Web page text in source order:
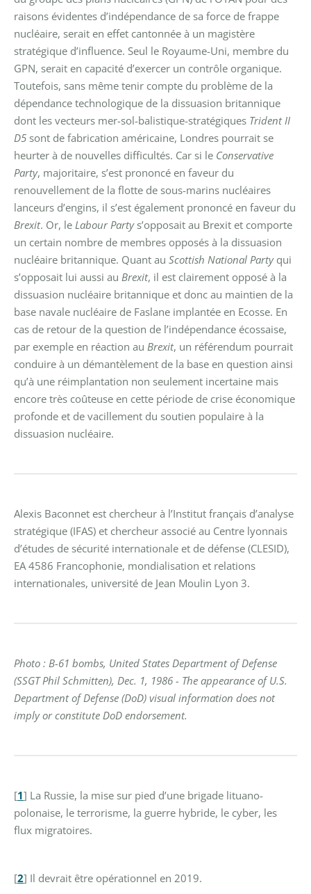
raisons évidentes d’indépendance de sa force de frappe
nucléaire, serait en effet cantonnée à un magistère
stratégique d’influence. Seul le Royaume-Uni, membre du
GPN, serait en capacité d’exercer un contrôle organique.
Toutefois, sans même tenir compte du problème de la
dépendance technologique de la dissuasion britannique
dont les vecteurs mer-sol-balistique-stratégiques Trident II
D5 sont de fabrication américaine, Londres pourrait se
heurter à de nouvelles difficultés. Car si le Conservative
Party, majoritaire, s’est prononcé en faveur du
renouvellement de la flotte de sous-marins nucléaires
lanceurs d’engins, il s’est également prononcé en faveur du
Brexit. Or, le Labour Partys’opposait au Brexit et comporte
un certain nombre de membres opposés à la dissuasion
nucléaire britannique. Quant au Scottish National Partyqui
s’opposait lui aussi au Brexit, il est clairement opposé à la
dissuasion nucléaire britannique et donc au maintien de la
base navale nucléaire de Faslane implantée en Ecosse. En
cas de retour de la question de l’indépendance écossaise,
par exemple en réaction au Brexit, un référendum pourrait
conduire à un démantèlement de la base en question ainsi
qu’à une réimplantation non seulement incertaine mais
encore très coûteuse en cette période de crise économique
profonde et de vacillement du soutien populaire à la
dissuasion nucléaire.
Alexis Baconnet est chercheur à l’Institut français d’analyse
stratégique (IFAS) et chercheur associé au Centre lyonnais
d’études de sécurité internationale et de défense (CLESID),
EA 4586 Francophonie, mondialisation et relations
internationales, université de Jean Moulin Lyon 3.
Photo : B-61 bombs, United States Department of Defense
(SSGT Phil Schmitten), Dec. 1, 1986 - The appearance of U.S.
Department of Defense (DoD) visual information does not
imply or constitute DoD endorsement.
[1] La Russie, la mise sur pied d’une brigade lituano-
polonaise, le terrorisme, la guerre hybride, le cyber, les
flux migratoires.
[2] Il devrait être opérationnel en 2019.